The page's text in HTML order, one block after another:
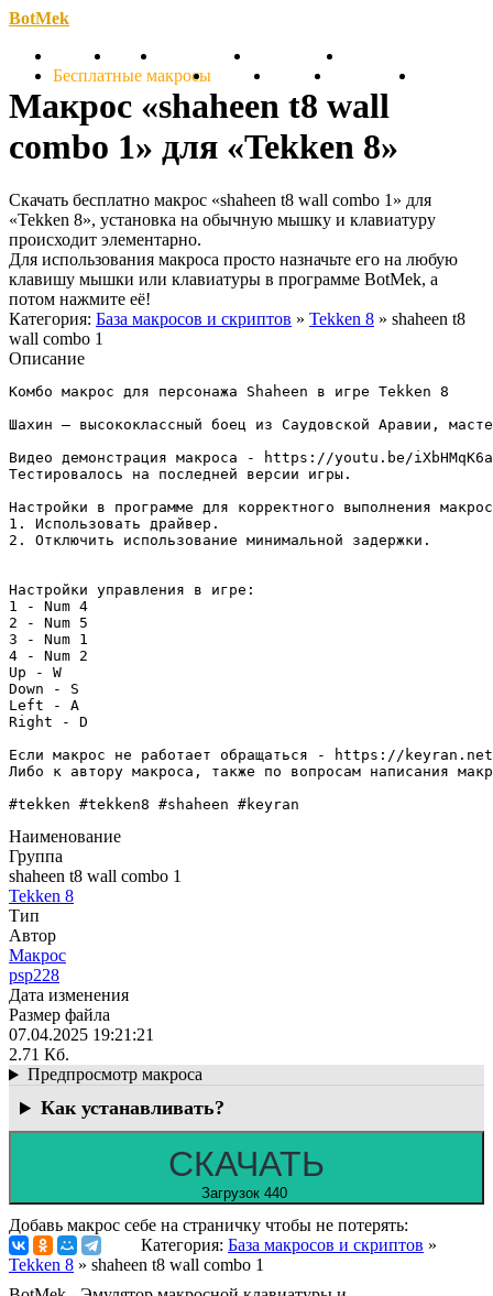
BotMek
Скачать
Обзор Обновления Инструкция
Бесплатные макросы Тарифы Отзывы Поддержка
Макрос «shaheen t8 wall
combo 1» для «Tekken 8»
Скачать бесплатно макрос «shaheen t8 wall combo 1» для
«Tekken 8», установка на обычную мышку и клавиатуру
происходит элементарно.
Для использования макроса просто назначьте его на любую
клавишу мышки или клавиатуры в программе BotMek, а
потом нажмите её!
Категория: База макросов и скриптов » Tekken 8 » shaheen t8
wall combo 1
Описание
Комбо макрос для персонажа Shaheen в игре Tekken 8
Шахин — высококлассный боец из Саудовской Аравии,
Видео демонстрация макроса - https://youtu.be/
Тестировалось на последней версии игры.
Настройки в программе для корректного выполнения
1. Использовать драйвер.
2. Отключить использование минимальной задержки.
Настройки управления в игре:
1 - Num 4
2 - Num 5
3 - Num 1
4 - Num 2
Up - W
Down - S
Left - A
Right - D
Если макрос не работает обращаться - https://
Либо к автору макроса, также по вопросам написания
#tekken #tekken8 #shaheen #keyran
Наименование
Группа
shaheen t8 wall combo 1
Tekken 8
Тип
Автор
Макрос
psp228
Дата изменения
Размер файла
07.04.2025 19:21:21
2.71 Кб.
Предпросмотр макроса
Как устанавливать?
СКАЧАТЬ
Загрузок 440
Добавь макрос себе на страничку чтобы не потерять:
Категория: База макросов и скриптов »
Tekken 8 » shaheen t8 wall combo 1